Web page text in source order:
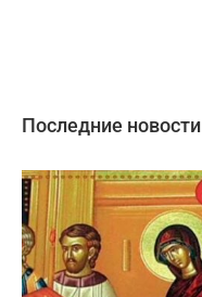
Последние новости